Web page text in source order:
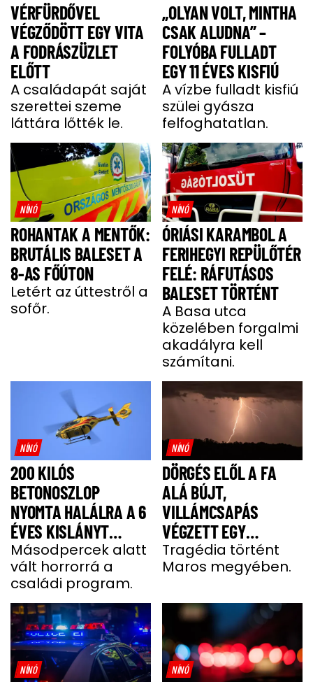
VÉRFÜRDŐVEL
VÉGZŐDÖTT EGY VITA
A FODRÁSZÜZLET
ELŐTT
A családapát saját
szerettei szeme
láttára lőtték le.
„OLYAN VOLT, MINTHA
CSAK ALUDNA” –
FOLYÓBA FULLADT
EGY 11 ÉVES KISFIÚ
A vízbe fulladt kisfiú
szülei gyásza
felfoghatatlan.
NÍNÓ
ROHANTAK A MENTŐK:
BRUTÁLIS BALESET A
8-AS FŐÚTON
Letért az úttestről a
sofőr.
NÍNÓ
ÓRIÁSI KARAMBOL A
FERIHEGYI REPÜLŐTÉR
FELÉ: RÁFUTÁSOS
BALESET TÖRTÉNT
A Basa utca
közelében forgalmi
akadályra kell
számítani.
NÍNÓ
200 KILÓS
BETONOSZLOP
NYOMTA HALÁLRA A 6
ÉVES KISLÁNYT
HEVESBEN
Másodpercek alatt
vált horrorrá a
családi program.
NÍNÓ
DÖRGÉS ELŐL A FA
ALÁ BÚJT,
VILLÁMCSAPÁS
VÉGZETT EGY
FÉRFIVEL
Tragédia történt
Maros megyében.
NÍNÓ NÍNÓ